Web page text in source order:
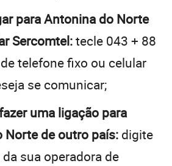
para Antonina do Norte
Sercomtel:tecle 043 + 88
telefone fixo ou celular
se comunicar;
uma ligação para
Norte de outro país: digite
sua operadora de